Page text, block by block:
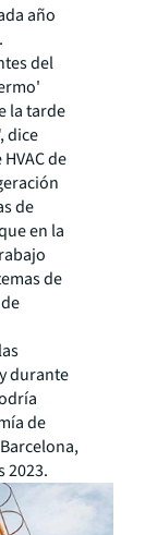
año
del
la tarde
dice
de
de
en la
de
durante
de
2023.